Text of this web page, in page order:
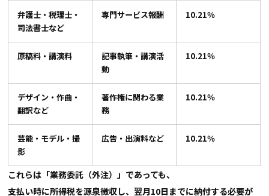
弁護士・税理士・
司法書士など
専門サービス報酬 10.21％
原稿料・講演料
記事執筆・講演活
動
10.21％
デザイン・作曲・
翻訳など
著作権に関わる業
務
10.21％
芸能・モデル・撮
影
広告・出演料など 10.21％
これらは「業務委託（外注）」であっても、
支払い時に所得税を源泉徴収し、翌月10日までに納付する必要が